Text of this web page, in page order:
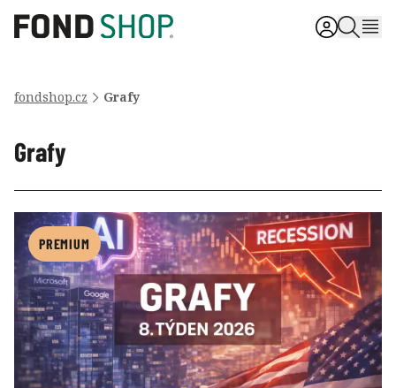
fondshop.cz Grafy
Grafy
PREMIUM